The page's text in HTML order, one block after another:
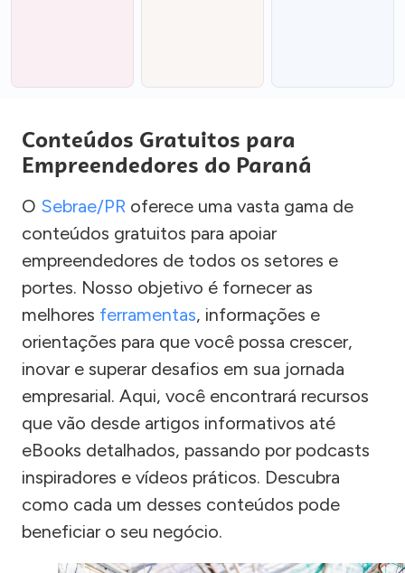
Conteúdos Gratuitos para
Empreendedores do Paraná
O Sebrae/PR oferece uma vasta gama de
conteúdos gratuitos para apoiar
empreendedores de todos os setores e
portes. Nosso objetivo é fornecer as
melhores ferramentas, informações e
orientações para que você possa crescer,
inovar e superar desafios em sua jornada
empresarial. Aqui, você encontrará recursos
que vão desde artigos informativos até
eBooks detalhados, passando por podcasts
inspiradores e vídeos práticos. Descubra
como cada um desses conteúdos pode
beneficiar o seu negócio.